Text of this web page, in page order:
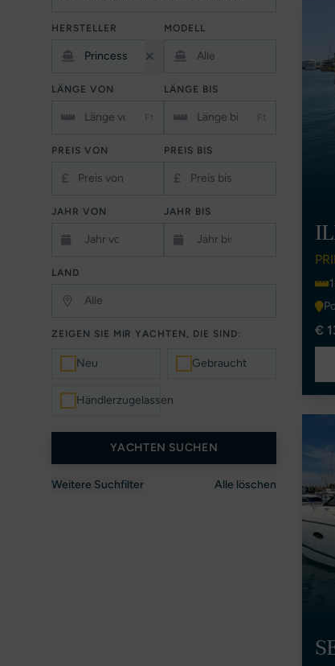
HERSTELLER MODELL
LÄNGE VON
Ft
LÄNGE BIS
Ft
PREIS VON
£
PREIS BIS
£
JAHR VON JAHR BIS
LAND
ZEIGEN SIE MIR YACHTEN, DIE SIND:
Neu Gebraucht
Händlerzugelassen
YACHTEN SUCHEN
Weitere Suchfilter Alle löschen
€